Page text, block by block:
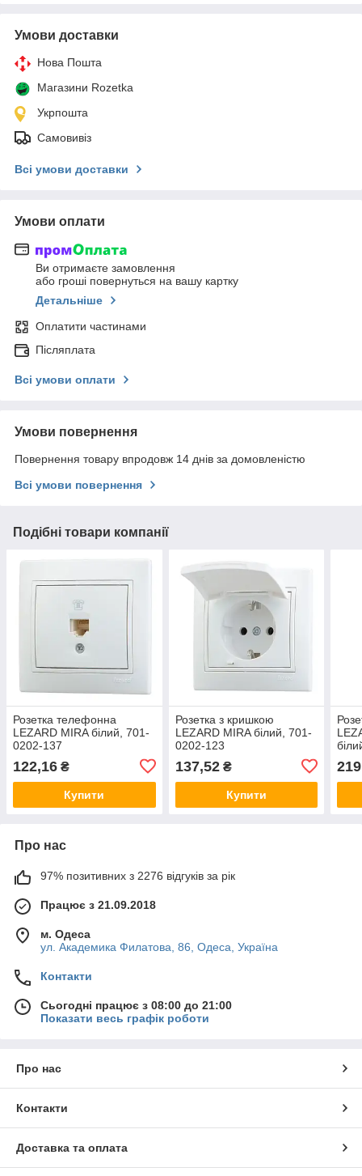
Умови доставки
Нова Пошта
Магазини Rozetka
Укрпошта
Самовивіз
Всі умови доставки
Умови оплати
Ви отримаєте замовлення
або гроші повернуться на вашу картку
Детальніше
Оплатити частинами
Післяплата
Всі умови оплати
Умови повернення
Повернення товару впродовж 14 днів за домовленістю
Всі умови повернення
Подібні товари компанії
Розетка телефонна
LEZARD MIRA білий, 701-
0202-137
122,16 ₴
Купити
Розетка з кришкою
LEZARD MIRA білий, 701-
0202-123
137,52₴
Купити
Про нас
97% позитивних з 2276 відгуків за рік
Працює з 21.09.2018
м. Одеса
ул. Академика Филатова, 86, Одеса, Україна
Контакти
Сьогодні працює з 08:00 до 21:00
Показати весь графік роботи
Про нас
Контакти
Доставка та оплата